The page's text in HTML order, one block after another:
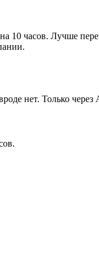
10 часов. Лучше
нет. Только